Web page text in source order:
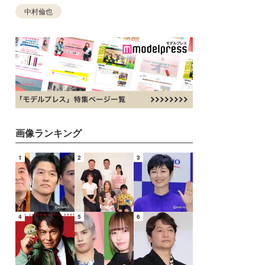
中村倫也
画像ランキング
1 2 3
4 5 6